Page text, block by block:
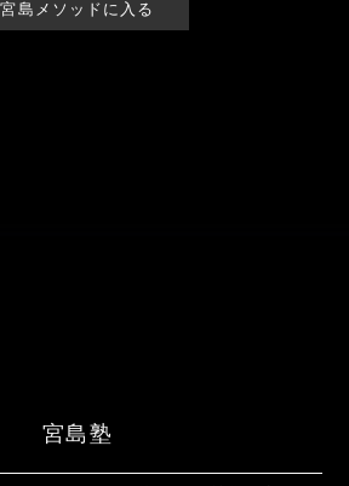
宮島メソッドに入る
宮島塾